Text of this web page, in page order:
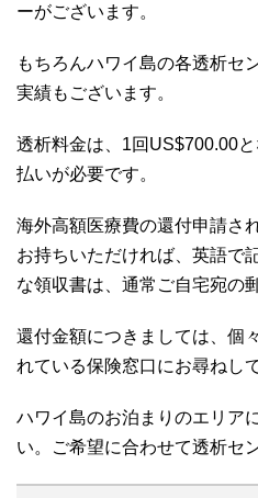
ーがございます。
もちろんハワイ島の各透析セ
実績もございます。
透析料金は、1回US$700.00
払いが必要です。
海外高額医療費の還付申請さ
お持ちいただければ、英語で
な領収書は、通常ご自宅宛の
還付金額につきましては、個
れている保険窓口にお尋ねし
ハワイ島のお泊まりのエリア
い。ご希望に合わせて透析セ